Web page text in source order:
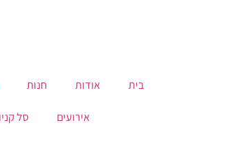
בית אודות חנות
אירועים סל